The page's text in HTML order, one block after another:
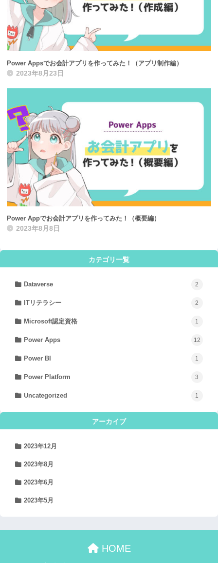
Power Appsでお会計アプリを作ってみた！（アプリ制作編）
2023年8月23日
Power Appでお会計アプリを作ってみた！（概要編）
2023年8月8日
カテゴリ一覧
Dataverse 2
ITリテラシー 2
Microsoft認定資格 1
Power Apps 12
Power BI 1
Power Platform 3
Uncategorized 1
アーカイブ
2023年12月
2023年8月
2023年6月
2023年5月
HOME